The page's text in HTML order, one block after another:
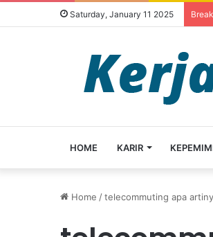
Saturday, January 11 2025
HOME KARIR
Home /telecommuting apa